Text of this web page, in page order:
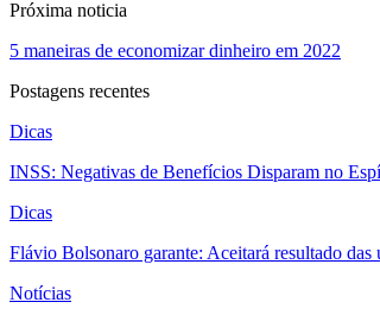
Próxima noticia
5 maneiras de economizar dinheiro em 2022
Postagens recentes
Dicas
INSS: Negativas de Benefícios Disparam no
Dicas
Flávio Bolsonaro garante: Aceitará resultado
Notícias